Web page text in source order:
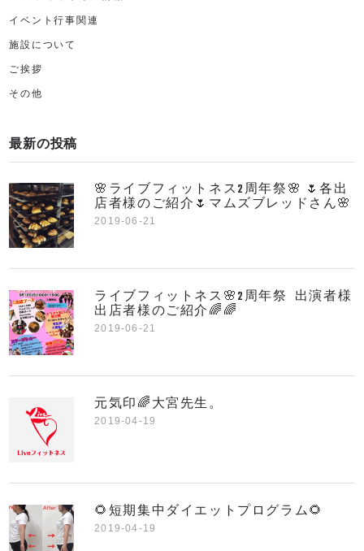
イベント行事関連
施設について
ご挨拶
その他
最新の投稿
🌸ライブフィットネス2周年祭🌸 🌷各出
店者様のご紹介🌷マムズブレッドさん🌸
2019-06-21
ライブフィットネス🌸2周年祭 出演者様
出店者様のご紹介🌈🌈
2019-06-21
元気印🌈大宮先生。
2019-04-19
🌻短期集中ダイエットプログラム🌻
2019-04-19